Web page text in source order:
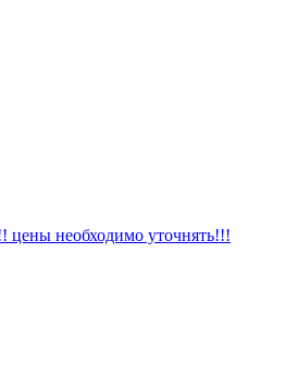
цены необходимо уточнять!!!